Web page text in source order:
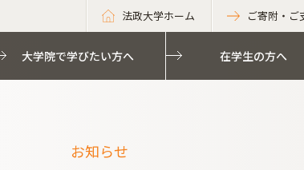
法政大学ホーム ご寄附・ご
大学院で学びたい方へ 在学生の方へ
お知らせ